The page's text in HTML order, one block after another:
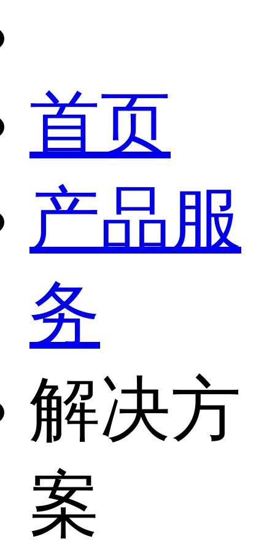
首页
产品服
务
解决方
案